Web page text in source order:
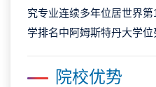
究专业连续多年位居世界
学排名中阿姆斯特丹大学位
院校优势